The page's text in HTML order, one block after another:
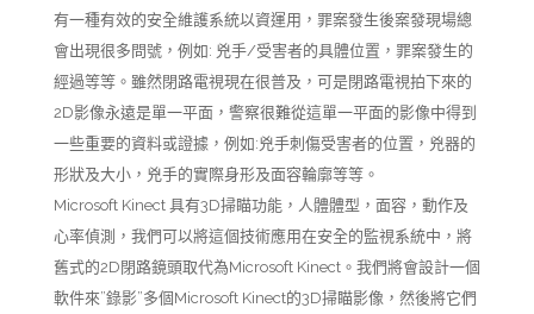
有一種有效的安全維護系統以資運用，罪案發生後案發現場總
會出現很多問號，例如: 兇手/受害者的具體位置，罪案發生的
經過等等。雖然閉路電視現在很普及，可是閉路電視拍下來的
2D影像永遠是單一平面，警察很難從這單一平面的影像中得到
一些重要的資料或證據，例如:兇手刺傷受害者的位置，兇器的
形狀及大小，兇手的實際身形及面容輪廓等等。
Microsoft Kinect 具有3D掃瞄功能，人體體型，面容，動作及
心率偵測，我們可以將這個技術應用在安全的監視系統中，將
舊式的2D閉路鏡頭取代為Microsoft Kinect。我們將會設計一個
軟件來”錄影”多個Microsoft Kinect的3D掃瞄影像，然後將它們